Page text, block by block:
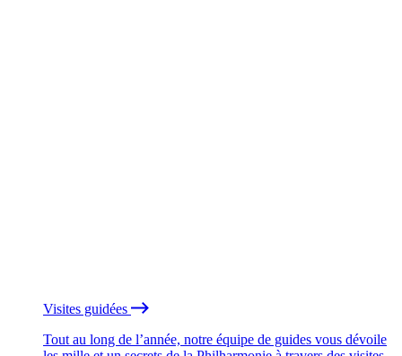
Visites guidées
Tout au long de l’année, notre équipe de guides vous dévoile